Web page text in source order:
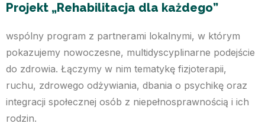
Projekt „Rehabilitacja dla każdego”
wspólny program z partnerami lokalnymi, w którym
pokazujemy nowoczesne, multidyscyplinarne podejście
do zdrowia. Łączymy w nim tematykę fizjoterapii,
ruchu, zdrowego odżywiania, dbania o psychikę oraz
integracji społecznej osób z niepełnosprawnością i ich
rodzin.